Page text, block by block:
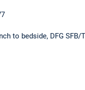
to bedside, DFG SFB/